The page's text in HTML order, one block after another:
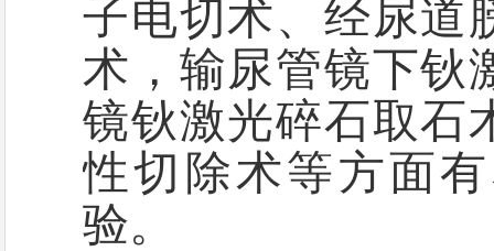
子电切术、 经尿道
术，输尿管镜下钬
镜钬激光碎石取石
性切除术等方面
验。